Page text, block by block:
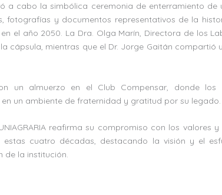
a cabo la simbólica ceremonia de enterramiento de
fotografías y documentos representativos de la
el año 2050. La Dra. Olga Marín, Directora de los
cápsula, mientras que el Dr. Jorge Gaitán compartió
un almuerzo en el Club Compensar, donde los
un ambiente de fraternidad y gratitud por su legado.
reafirma su compromiso con los valores
cuatro décadas, destacando la visión y el
de la institución.